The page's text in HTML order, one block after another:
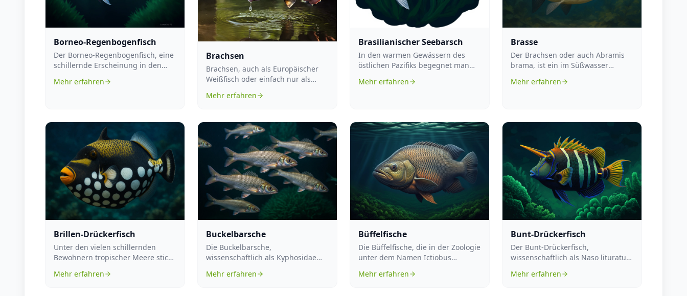
Borneo-Regenbogenfisch
Der Borneo-Regenbogenfisch, eine
schillernde Erscheinung in den
Aq...
Mehr erfahren
Brachsen
Brachsen, auch als Europäischer
Weißfisch oder einfach nur als
anpassungsfähige...
Mehr erfahren
Brasilianischer Seebarsch
In den warmen Gewässern des
östlichen Pazifiks begegnet man
dem Brasil...
Mehr erfahren
Brasse
Der Brachsen oder auch Abramis
brama, ist ein im Süßwasser
Flüsse...
Mehr erfahren
Brillen-Drückerfisch
Unter den vielen schillernden
Bewohnern tropischer Meere sticht
besser...
Mehr erfahren
Buckelbarsche
Die Buckelbarsche,
wissenschaftlich als Kyphosidae
Meeresfische...
Mehr erfahren
Büffelfische
Die Büffelfische, die in der Zoologie
unter dem Namen Ictiobus
vo...
Mehr erfahren
Bunt-Drückerfisch
Der Bunt-Drückerfisch,
wissenschaftlich als Naso lituratus
Meeresleb...
Mehr erfahren